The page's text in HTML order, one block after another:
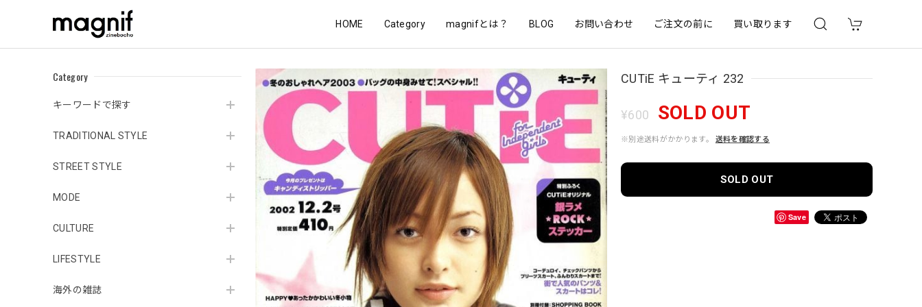
HOME Category magnifとは？ BLOG お問い合わせ ご注文の前に 買い取ります
Category
キーワードで探す
TRADITIONAL STYLE
STREET STYLE
MODE
CULTURE
LIFESTYLE
海外の雑誌
CUTiE キューティ 232
¥600 SOLD OUT
※別途送料がかかります。 送料を確認する
SOLD OUT
Save